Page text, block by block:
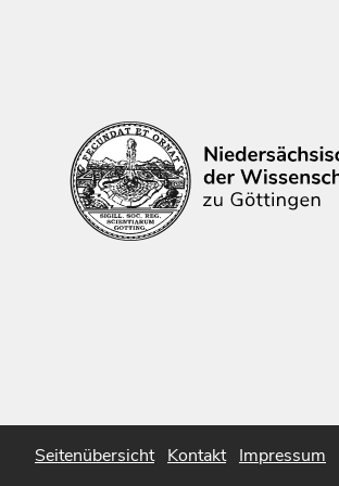
Seitenübersicht Kontakt Impressum